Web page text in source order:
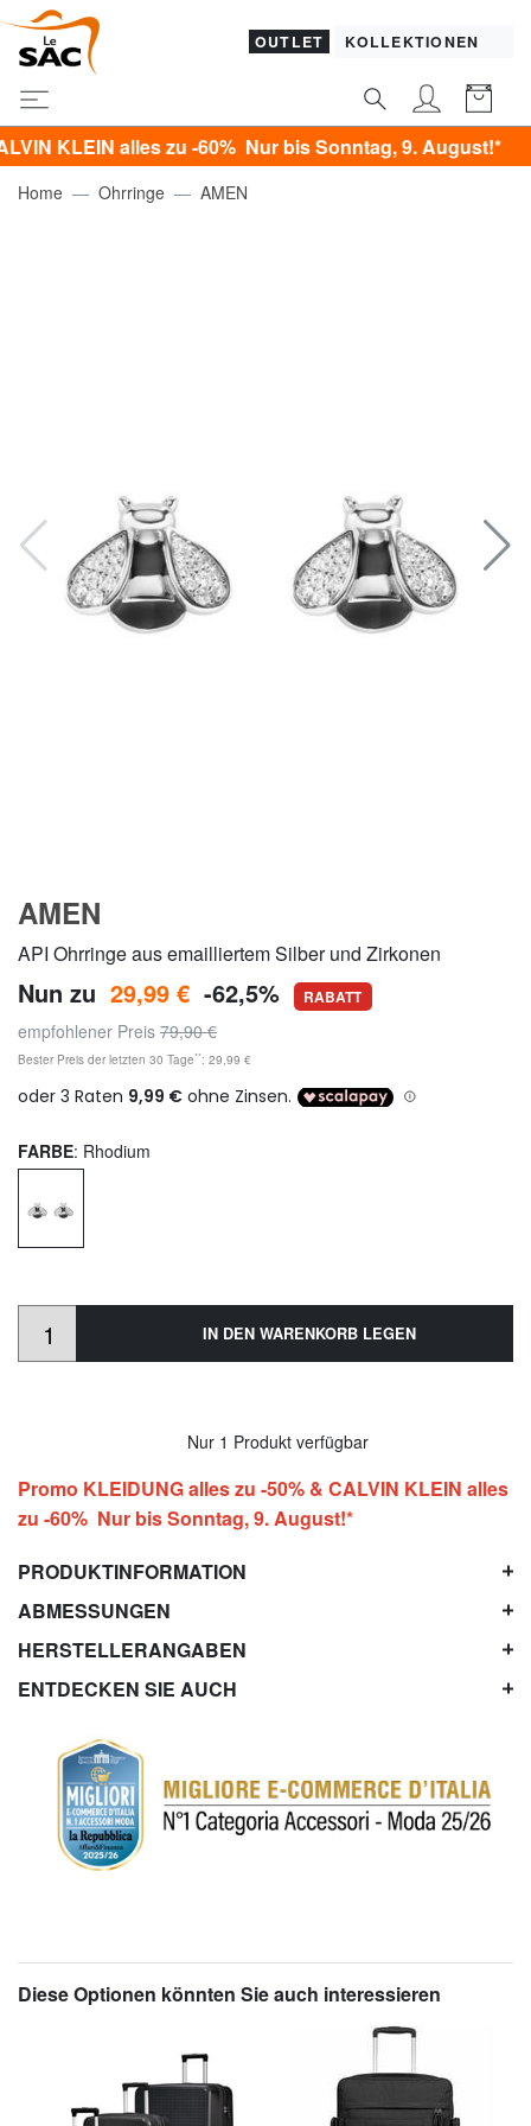
OUTLET KOLLEKTIONEN
alles zu -60% Nur bis Sonntag, 9. August!*
Home Ohrringe AMEN
AMEN
API Ohrringe aus emailliertem Silber und Zirkonen
Nun zu 29,99 € -62,5% RABATT
empfohlener Preis 79,90 €
Bester Preis der letzten 30 Tage**: 29,99 €
FARBE: Rhodium
IN DEN WARENKORB LEGEN
Nur 1 Produkt verfügbar
Promo KLEIDUNG alles zu -50% & CALVIN KLEIN alles
zu -60% Nur bis Sonntag, 9. August!*
PRODUKTINFORMATION
ABMESSUNGEN
HERSTELLERANGABEN
ENTDECKEN SIE AUCH
Diese Optionen könnten Sie auch interessieren